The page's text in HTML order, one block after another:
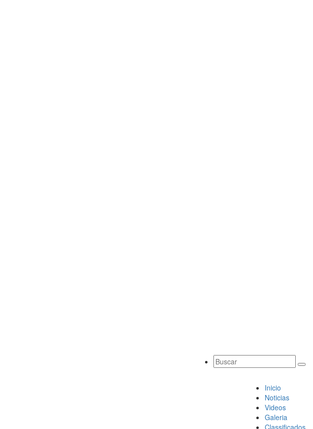
Inicio
Noticias
Videos
Galeria
Classificados